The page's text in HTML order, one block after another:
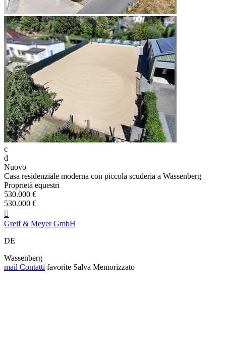
c
d
Nuovo
Casa residenziale moderna con piccola scuderia a Wassenberg
Proprietà equestri
530.000 €
530.000 €

Greif & Meyer GmbH
DE
Wassenberg
mail Contatti favorite Salva Memorizzato